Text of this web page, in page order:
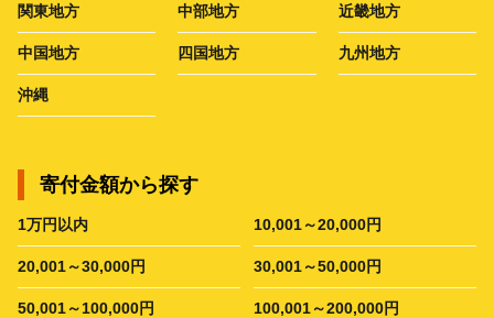
関東地方 中部地方 近畿地方
中国地方 四国地方 九州地方
沖縄
寄付金額から探す
1万円以内 10,001～20,000円
20,001～30,000円 30,001～50,000円
50,001～100,000円 100,001～200,000円